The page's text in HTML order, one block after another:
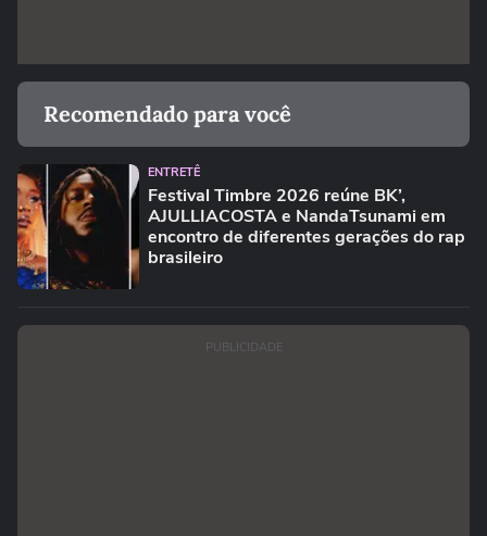
Recomendado para você
ENTRETÊ
Festival Timbre 2026 reúne BK’,
AJULLIACOSTA e NandaTsunami em
encontro de diferentes gerações do rap
brasileiro
PUBLICIDADE